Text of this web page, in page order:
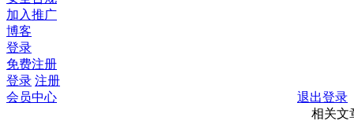
加入推广
博客
登录
免费注册
登录 注册
会员中心
退出登录
相关文